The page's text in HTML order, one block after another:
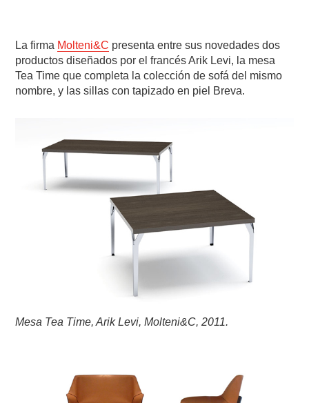
La firma Molteni&C presenta entre sus novedades dos
productos diseñados por el francés Arik Levi, la mesa
Tea Time que completa la colección de sofá del mismo
nombre, y las sillas con tapizado en piel Breva.
Mesa Tea Time, Arik Levi, Molteni&C, 2011.